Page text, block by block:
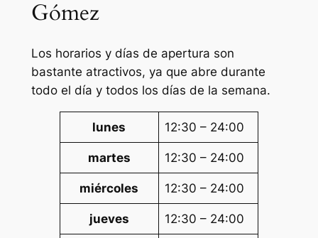
Gómez
Los horarios y días de apertura son
bastante atractivos, ya que abre durante
todo el día y todos los días de la semana.
lunes 12:30 – 24:00
martes 12:30 – 24:00
miércoles 12:30 – 24:00
jueves 12:30 – 24:00